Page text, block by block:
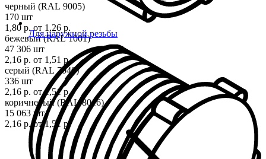
Для наружной резьбы
черный (RAL 9005)
170 шт
1,80 р. от 1,26 р.
бежевый (RAL 1001)
47 306 шт
2,16 р. от 1,51 р.
серый (RAL 7040)
336 шт
2,16 р. от 1,51 р.
коричневый (RAL 8016)
15 063 шт
2,16 р. от 1,51 р.